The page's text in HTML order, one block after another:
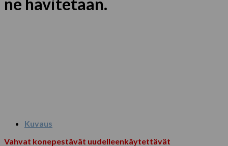
ne hävitetään.
Kuvaus
Vahvat konepestävät uudelleenkäytettävät